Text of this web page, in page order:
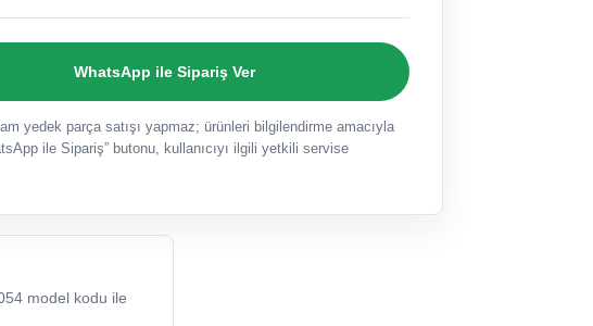
WhatsApp ile Sipariş Ver
yedek parça satışı yapmaz; ürünleri bilgilendirme amacıyla
ile Sipariş” butonu, kullanıcıyı ilgili yetkili servise
model kodu ile